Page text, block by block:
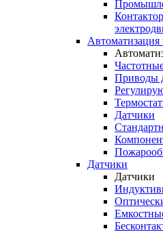
Автоматизация
Приводы
Датчики
Датчики
Датчики